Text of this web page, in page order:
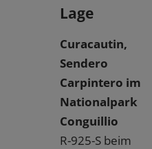
Lage
Curacautin,
Sendero
Carpintero im
Nationalpark
Conguillio
R-925-S beim